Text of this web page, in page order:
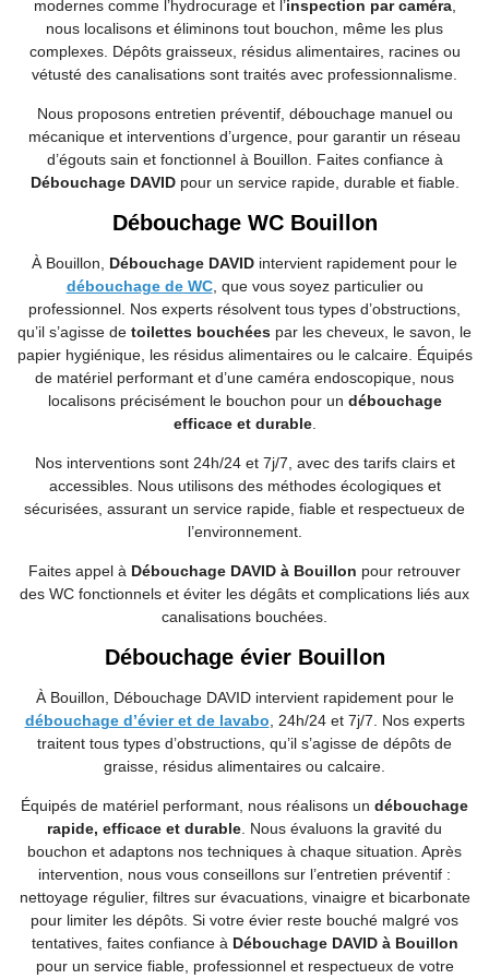
modernes comme l’hydrocurage et l’inspection par caméra,
nous localisons et éliminons tout bouchon, même les plus
complexes. Dépôts graisseux, résidus alimentaires, racines ou
vétusté des canalisations sont traités avec professionnalisme.
Nous proposons entretien préventif, débouchage manuel ou
mécanique et interventions d’urgence, pour garantir un réseau
d’égouts sain et fonctionnel à Bouillon. Faites confiance à
Débouchage DAVIDpour un service rapide, durable et fiable.
Débouchage WC Bouillon
À Bouillon, Débouchage DAVID intervient rapidement pour le
débouchage de WC, que vous soyez particulier ou
professionnel. Nos experts résolvent tous types d’obstructions,
qu’il s’agisse de toilettes bouchées par les cheveux, le savon, le
papier hygiénique, les résidus alimentaires ou le calcaire. Équipés
de matériel performant et d’une caméra endoscopique, nous
localisons précisément le bouchon pour un débouchage
efficace et durable.
Nos interventions sont 24h/24 et 7j/7, avec des tarifs clairs et
accessibles. Nous utilisons des méthodes écologiques et
sécurisées, assurant un service rapide, fiable et respectueux de
l’environnement.
Faites appel à Débouchage DAVID à Bouillon pour retrouver
des WC fonctionnels et éviter les dégâts et complications liés aux
canalisations bouchées.
Débouchage évier Bouillon
À Bouillon, Débouchage DAVID intervient rapidement pour le
débouchage d’évier et de lavabo, 24h/24 et 7j/7. Nos experts
traitent tous types d’obstructions, qu’il s’agisse de dépôts de
graisse, résidus alimentaires ou calcaire.
Équipés de matériel performant, nous réalisons un débouchage
rapide, efficace et durable. Nous évaluons la gravité du
bouchon et adaptons nos techniques à chaque situation. Après
intervention, nous vous conseillons sur l’entretien préventif :
nettoyage régulier, filtres sur évacuations, vinaigre et bicarbonate
pour limiter les dépôts. Si votre évier reste bouché malgré vos
tentatives, faites confiance àDébouchage DAVID à Bouillon
pour un service fiable, professionnel et respectueux de votre